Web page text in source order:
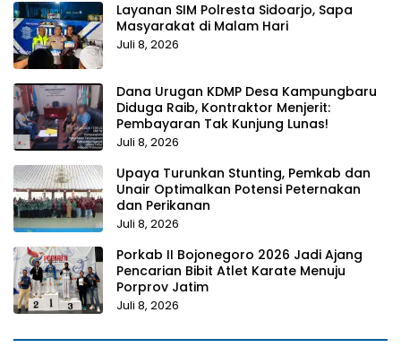
Layanan SIM Polresta Sidoarjo, Sapa
Masyarakat di Malam Hari
Juli 8, 2026
Dana Urugan KDMP Desa Kampungbaru
Diduga Raib, Kontraktor Menjerit:
Pembayaran Tak Kunjung Lunas!
Juli 8, 2026
Upaya Turunkan Stunting, Pemkab dan
Unair Optimalkan Potensi Peternakan
dan Perikanan
Juli 8, 2026
Porkab II Bojonegoro 2026 Jadi Ajang
Pencarian Bibit Atlet Karate Menuju
Porprov Jatim
Juli 8, 2026